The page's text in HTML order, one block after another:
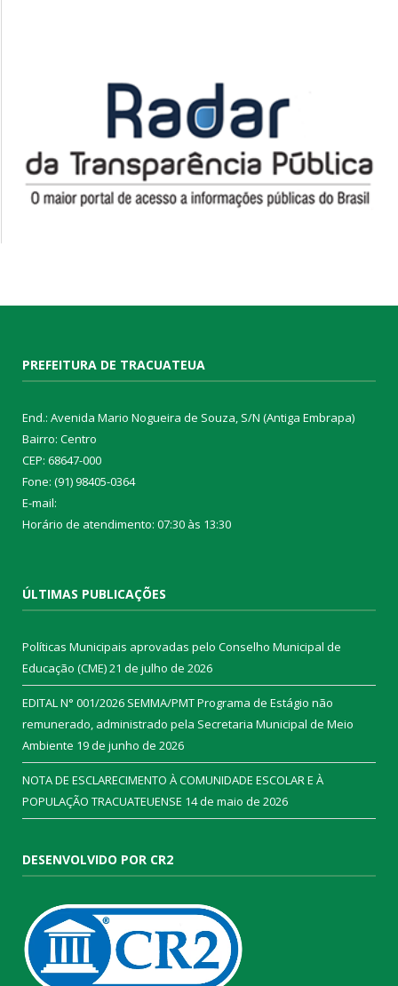
PREFEITURA DE TRACUATEUA
End.: Avenida Mario Nogueira de Souza, S/N (Antiga Embrapa)
Bairro: Centro
CEP: 68647-000
Fone: (91) 98405-0364
E-mail:
Horário de atendimento: 07:30 às 13:30
ÚLTIMAS PUBLICAÇÕES
Políticas Municipais aprovadas pelo Conselho Municipal de
Educação (CME)21 de julho de 2026
EDITAL N° 001/2026 SEMMA/PMT Programa de Estágio não
remunerado, administrado pela Secretaria Municipal de Meio
Ambiente 19 de junho de 2026
NOTA DE ESCLARECIMENTO À COMUNIDADE ESCOLAR E À
POPULAÇÃO TRACUATEUENSE 14 de maio de 2026
DESENVOLVIDO POR CR2